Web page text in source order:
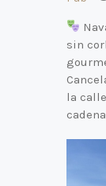
sin
la